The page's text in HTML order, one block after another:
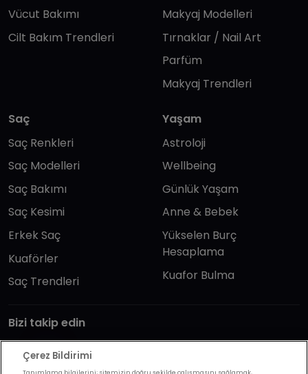
Vücut Bakımı
Cilt Bakım Trendleri
Makyaj Modelleri
Tırnaklar / Nail Art
Parfüm
Makyaj Trendleri
Saç
Saç Renkleri
Saç Modelleri
Saç Bakımı
Saç Kesimi
Erkek Saç
Kuaförler
Saç Trendleri
Yaşam
Astroloji
Wellbeing
Günlük Yaşam
Anne & Bebek
Yükselen Burç
Hesaplama
Kuafor Bulma
Bizi takip edin
Çerez Bildirimi